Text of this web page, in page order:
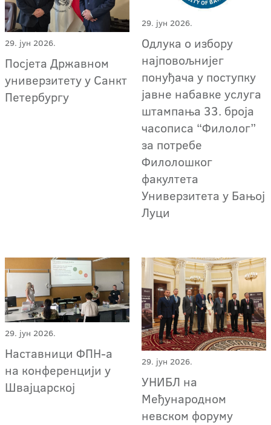
29. јун 2026.
Посјета Државном
универзитету у Санкт
Петербургу
29. јун 2026.
Одлука о избору
најповољнијег
понуђача у поступку
јавне набавке услуга
штампања 33. броја
часописа “Филолог”
за потребе
Филолошког
факултета
Универзитета у Бањој
Луци
29. јун 2026.
Наставници ФПН-а
на конференцији у
Швајцарској
29. јун 2026.
УНИБЛ на
Међународном
невском форуму